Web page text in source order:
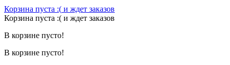
Корзина пуста :( и ждет заказов
Корзина пуста :( и ждет заказов
В корзине пусто!
В корзине пусто!